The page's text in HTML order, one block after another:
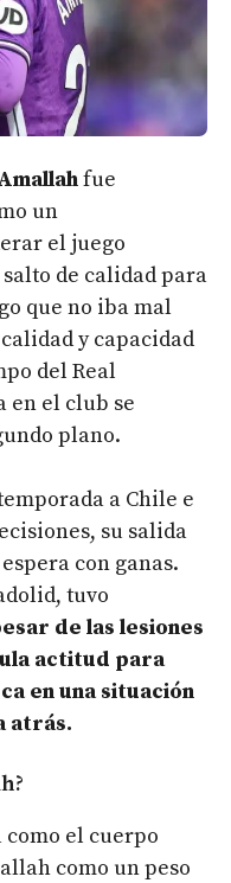
fue
un
el juego
de calidad para
que no iba mal
y capacidad
del Real
en el club se
plano.
a Chile e
su salida
con ganas.
tuvo
de las lesiones
actitud para
en una situación
atrás.
el cuerpo
como un peso